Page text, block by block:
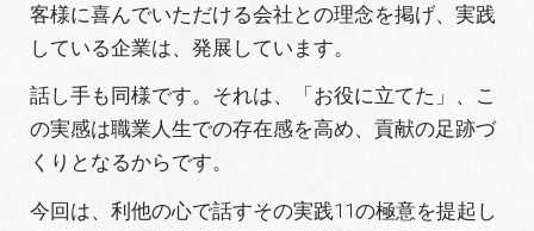
客様に喜んでいただける会社との理念を掲げ、実践
している企業は、発展しています。
話し手も同様です。それは、「お役に立てた」、こ
の実感は職業人生での存在感を高め、貢献の足跡づ
くりとなるからです。
今回は、利他の心で話すその実践11の極意を提起し